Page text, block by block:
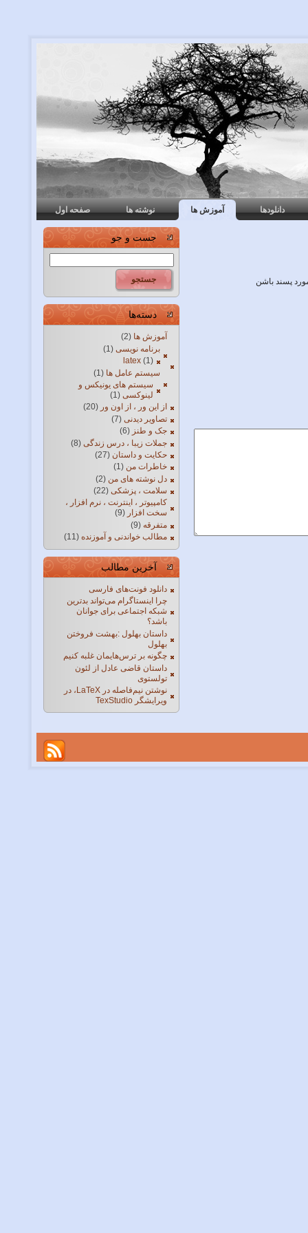
صفحه اول نوشته ها آموزش ها دانلودها
جست و جو
دسته‌ها
آموزش ها (2)
برنامه نویسی (1)
latex (1)
سیستم عامل ها (1)
سیستم های یونیکس و
لینوکسی (1)
از این ور ، از اون ور (20)
تصاویر دیدنی (7)
جک و طنز (6)
جملات زیبا ، درس زندگی (8)
حکایت و داستان (27)
خاطرات من (1)
دل نوشته های من (2)
سلامت ، پزشکی (22)
کامپیوتر ، اینترنت ، نرم افزار ،
سخت افزار (9)
متفرقه (9)
مطالب خواندنی و آموزنده (11)
آخرین مطالب
دانلود فونت‌های فارسی
چرا اینستاگرام می‌تواند بدترین
شبکه اجتماعی برای جوانان
باشد؟
داستان بهلول :بهشت فروختن
بهلول
چگونه بر ترس‌هایمان غلبه کنیم
داستان قاضی عادل از لئون
تولستوی
نوشتن نیم‌فاصله در LaTeX، در
ویرایشگر TexStudio
پسند باشن